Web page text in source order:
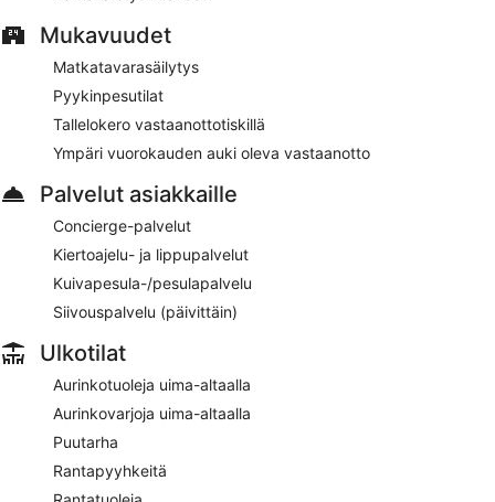
Mukavuudet
Matkatavarasäilytys
Pyykinpesutilat
Tallelokero vastaanottotiskillä
Ympäri vuorokauden auki oleva vastaanotto
Palvelut asiakkaille
Concierge-palvelut
Kiertoajelu- ja lippupalvelut
Kuivapesula-/pesulapalvelu
Siivouspalvelu (päivittäin)
Ulkotilat
Aurinkotuoleja uima-altaalla
Aurinkovarjoja uima-altaalla
Puutarha
Rantapyyhkeitä